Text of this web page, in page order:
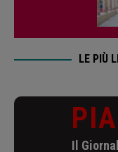
LE PIÙ
Il